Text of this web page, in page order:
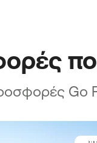
Go